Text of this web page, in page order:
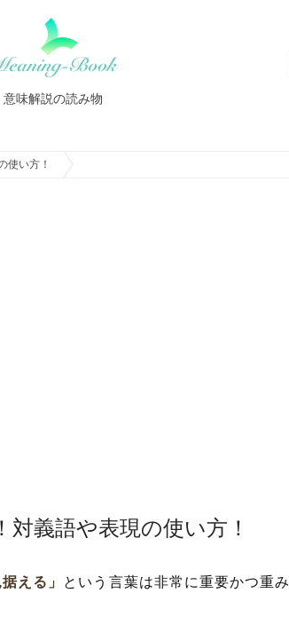
意味解説の読み物
使い方！
対義語や表現の使い方！
える」 という言葉は非常に重要かつ重み